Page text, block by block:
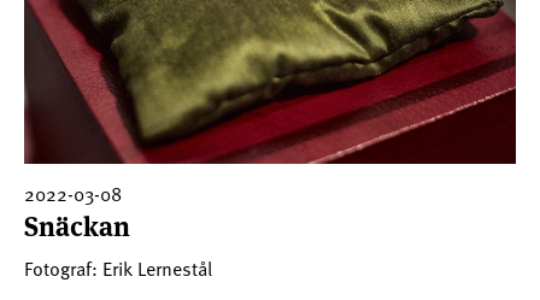
2022-03-08
Snäckan
Fotograf: Erik Lernestål